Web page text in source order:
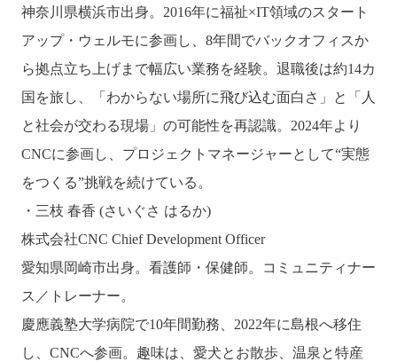
神奈川県横浜市出身。2016年に福祉×IT領域のスタート
アップ・ウェルモに参画し、8年間でバックオフィスか
ら拠点立ち上げまで幅広い業務を経験。退職後は約14カ
国を旅し、「わからない場所に飛び込む面白さ」と「人
と社会が交わる現場」の可能性を再認識。2024年より
CNCに参画し、プロジェクトマネージャーとして“実態
をつくる”挑戦を続けている。
・三枝 春香 (さいぐさ はるか)
株式会社CNC Chief Development Officer
愛知県岡崎市出身。看護師・保健師。コミュニティナー
ス／トレーナー。
慶應義塾大学病院で10年間勤務、2022年に島根へ移住
し、CNCへ参画。趣味は、愛犬とお散歩、温泉と特産